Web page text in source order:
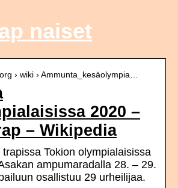
naiset
› wiki › Ammunta_kesäolympia…
2020 –
– Wikipedia
Tokion olympialaisissa
ampumaradalla 28. – 29.
osallistuu 29 urheilijaa.